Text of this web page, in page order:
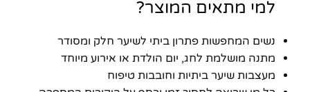
למי מתאים המוצר?
נשים המחפשות פתרון ביתי לשיער חלק ומסודר
מתנה מושלמת לחג, יום הולדת או אירוע מיוחד
מעצבות שיער ביתיות וחובבות טיפוח